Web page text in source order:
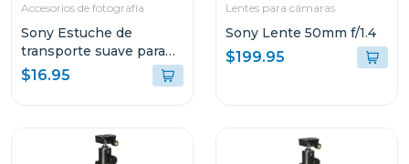
Accesorios de fotografía
Sony Estuche de
transporte suave para
video camaras lcsu11b
$16.95
Lentes para cámaras
Sony Lente 50mm f/1.4
$199.95